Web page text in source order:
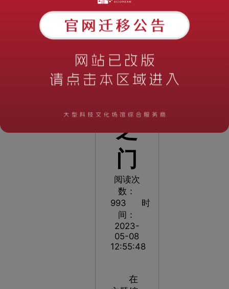
程
的
未
之
门
阅读次
数：
993
时
间：
2023-
05-08
12:55:48
在